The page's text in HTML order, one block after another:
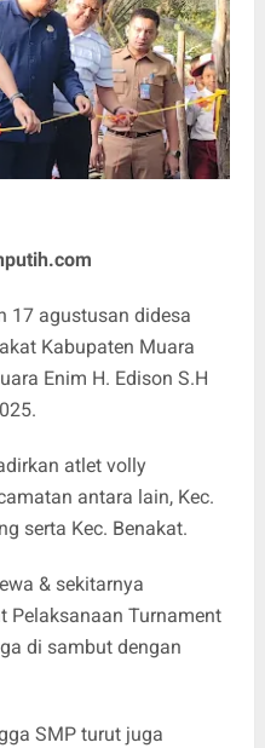
17 agustusan didesa
Kabupaten Muara
Enim H. Edison S.H
atlet volly
antara lain, Kec.
serta Kec. Benakat.
& sekitarnya
Pelaksanaan Turnament
di sambut dengan
SMP turut juga